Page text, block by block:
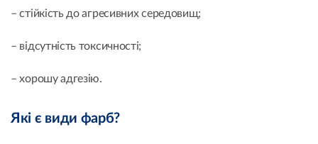
– стійкість до агресивних середовищ;
– відсутність токсичності;
– хорошу адгезію.
Які є види фарб?